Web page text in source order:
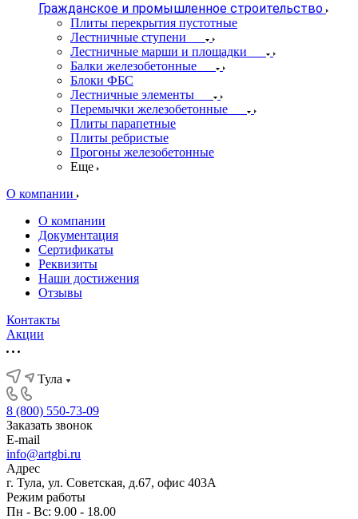
Гражданское и промышленное строительство
Плиты перекрытия пустотные
Лестничные ступени
Лестничные марши и площадки
Балки железобетонные
Блоки ФБС
Лестничные элементы
Перемычки железобетонные
Плиты парапетные
Плиты ребристые
Прогоны железобетонные
Еще
О компании
О компании
Документация
Сертификаты
Реквизиты
Наши достижения
Отзывы
Контакты
Акции
Тула
8 (800) 550-73-09
Заказать звонок
E-mail
info@artgbi.ru
Адрес
г. Тула, ул. Советская, д.67, офис 403А
Режим работы
Пн - Вс: 9.00 - 18.00